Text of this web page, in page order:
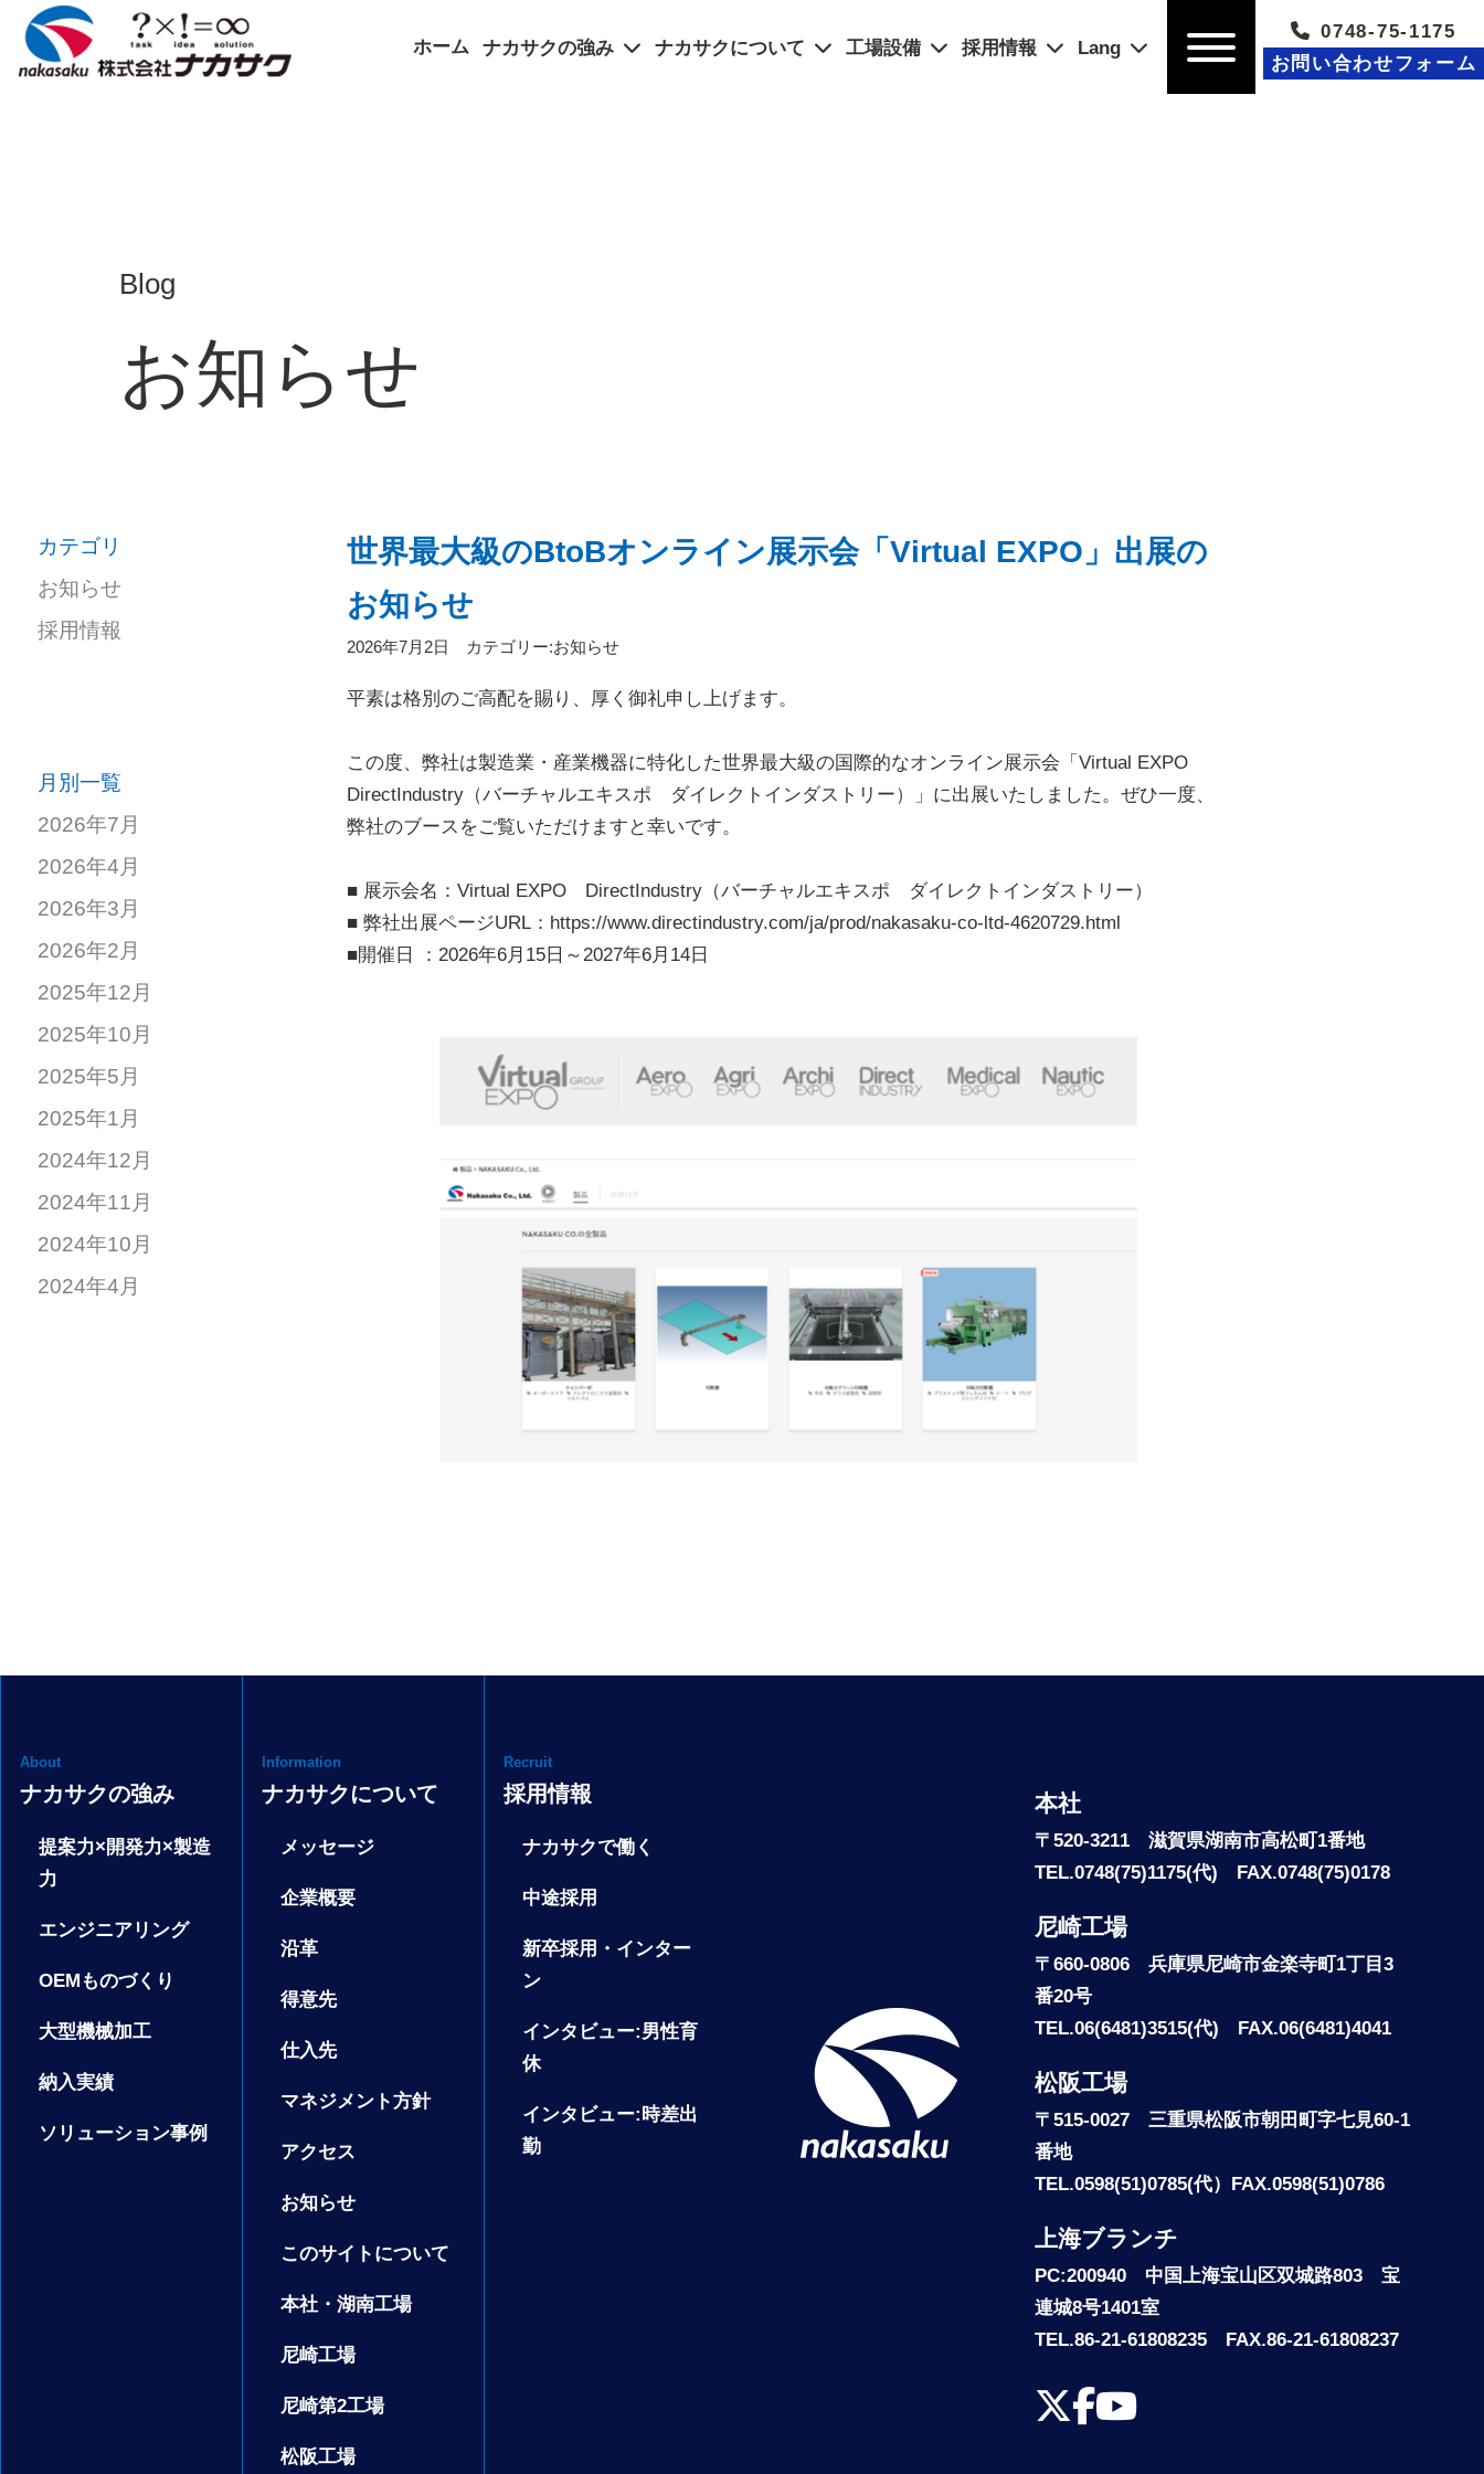
ホーム ナカサクの強み ナカサクについて 工場設備 採用情報 Lang
0748-75-1175
お問い合わせフォーム
Blog
お知らせ
カテゴリ
お知らせ
採用情報
月別一覧
2026年7月
2026年4月
2026年3月
2026年2月
2025年12月
2025年10月
2025年5月
2025年1月
2024年12月
2024年11月
2024年10月
2024年4月
世界最大級のBtoBオンライン展示会「Virtual EXPO」出展の
お知らせ
2026年7月2日 カテゴリー:お知らせ
平素は格別のご高配を賜り、厚く御礼申し上げます。
この度、弊社は製造業・産業機器に特化した世界最大級の国際的なオンライン展示会「Virtual EXPO
DirectIndustry（バーチャルエキスポ ダイレクトインダストリー）」に出展いたしました。ぜひ一度、
弊社のブースをご覧いただけますと幸いです。
■ 展示会名：Virtual EXPO DirectIndustry（バーチャルエキスポ ダイレクトインダストリー）
■ 弊社出展ページURL： https://www.directindustry.com/ja/prod/nakasaku-co-ltd-4620729.html
■開催日 ：2026年6月15日～2027年6月14日
About
ナカサクの強み
提案力×開発力×製造
力
エンジニアリング
OEMものづくり
大型機械加工
納入実績
ソリューション事例
Information
ナカサクについて
メッセージ
企業概要
沿革
得意先
仕入先
マネジメント方針
アクセス
お知らせ
このサイトについて
本社・湖南工場
尼崎工場
尼崎第2工場
松阪工場
Recruit
採用情報
ナカサクで働く
中途採用
新卒採用・インター
ン
インタビュー:男性育
休
インタビュー:時差出
勤
本社
〒520-3211 滋賀県湖南市高松町1番地
TEL.0748(75)1175(代) FAX.0748(75)0178
尼崎工場
〒660-0806 兵庫県尼崎市金楽寺町1丁目3
番20号
TEL.06(6481)3515(代) FAX.06(6481)4041
松阪工場
〒515-0027 三重県松阪市朝田町字七見60-1
番地
TEL.0598(51)0785(代）FAX.0598(51)0786
上海ブランチ
PC:200940 中国上海宝山区双城路803 宝
連城8号1401室
TEL.86-21-61808235 FAX.86-21-61808237